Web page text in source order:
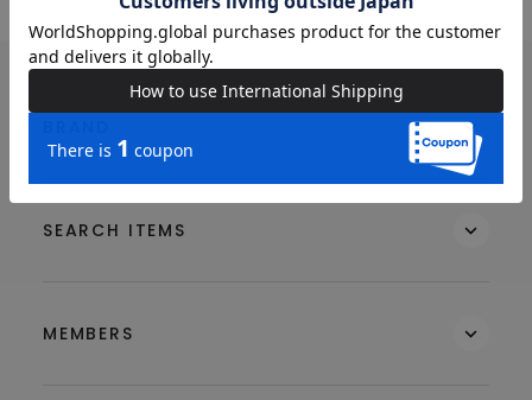
SEARCH ITEMS
MEMBERS